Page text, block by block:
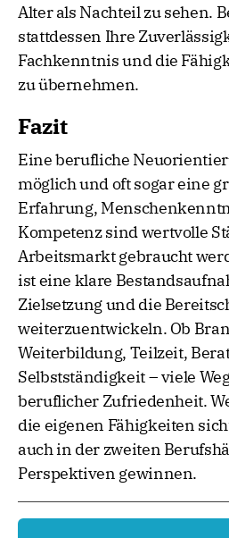
Alter als Nachteil zu sehen.
stattdessen Ihre
Fachkenntnis und die
zu übernehmen.
Fazit
Eine berufliche
möglich und oft sogar eine
Erfahrung,
Kompetenz sind wertvolle
Arbeitsmarkt gebraucht
ist eine klare
Zielsetzung und die
weiterzuentwickeln. Ob
Weiterbildung, Teilzeit,
Selbstständigkeit – viele
beruflicher Zufriedenheit.
die eigenen Fähigkeiten
auch in der zweiten
Perspektiven gewinnen.